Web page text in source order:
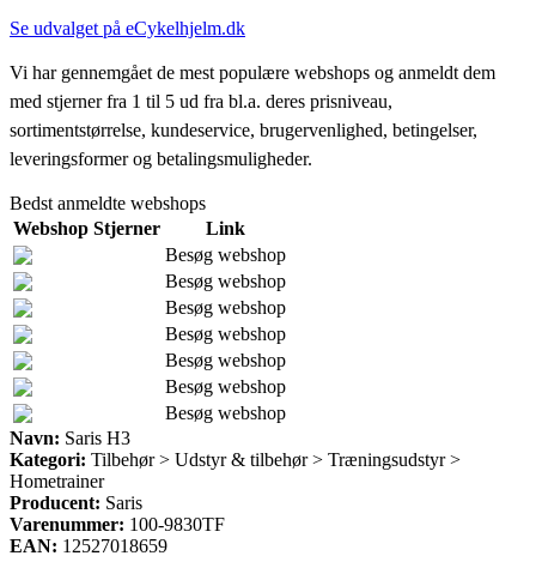
Se udvalget på eCykelhjelm.dk
Vi har gennemgået de mest populære webshops og anmeldt dem
med stjerner fra 1 til 5 ud fra bl.a. deres prisniveau,
sortimentstørrelse, kundeservice, brugervenlighed, betingelser,
leveringsformer og betalingsmuligheder.
Bedst anmeldte webshops
Webshop Stjerner
Link
Besøg webshop
Besøg webshop
Besøg webshop
Besøg webshop
Besøg webshop
Besøg webshop
Besøg webshop
Navn: Saris H3
Kategori: Tilbehør > Udstyr & tilbehør > Træningsudstyr >
Hometrainer
Producent: Saris
Varenummer: 100-9830TF
EAN: 12527018659